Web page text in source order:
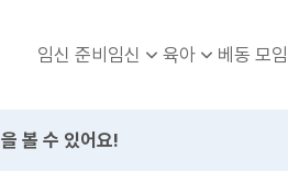
임신 준비임신 육아 베동 모임
볼 수 있어요!